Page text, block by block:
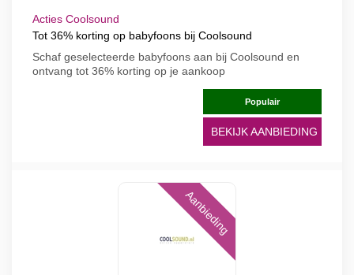
Acties Coolsound
Tot 36% korting op babyfoons bij Coolsound
Schaf geselecteerde babyfoons aan bij Coolsound en
ontvang tot 36% korting op je aankoop
Populair
BEKIJK AANBIEDING
Aanbieding